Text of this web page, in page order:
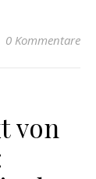
0 Kommentare
von